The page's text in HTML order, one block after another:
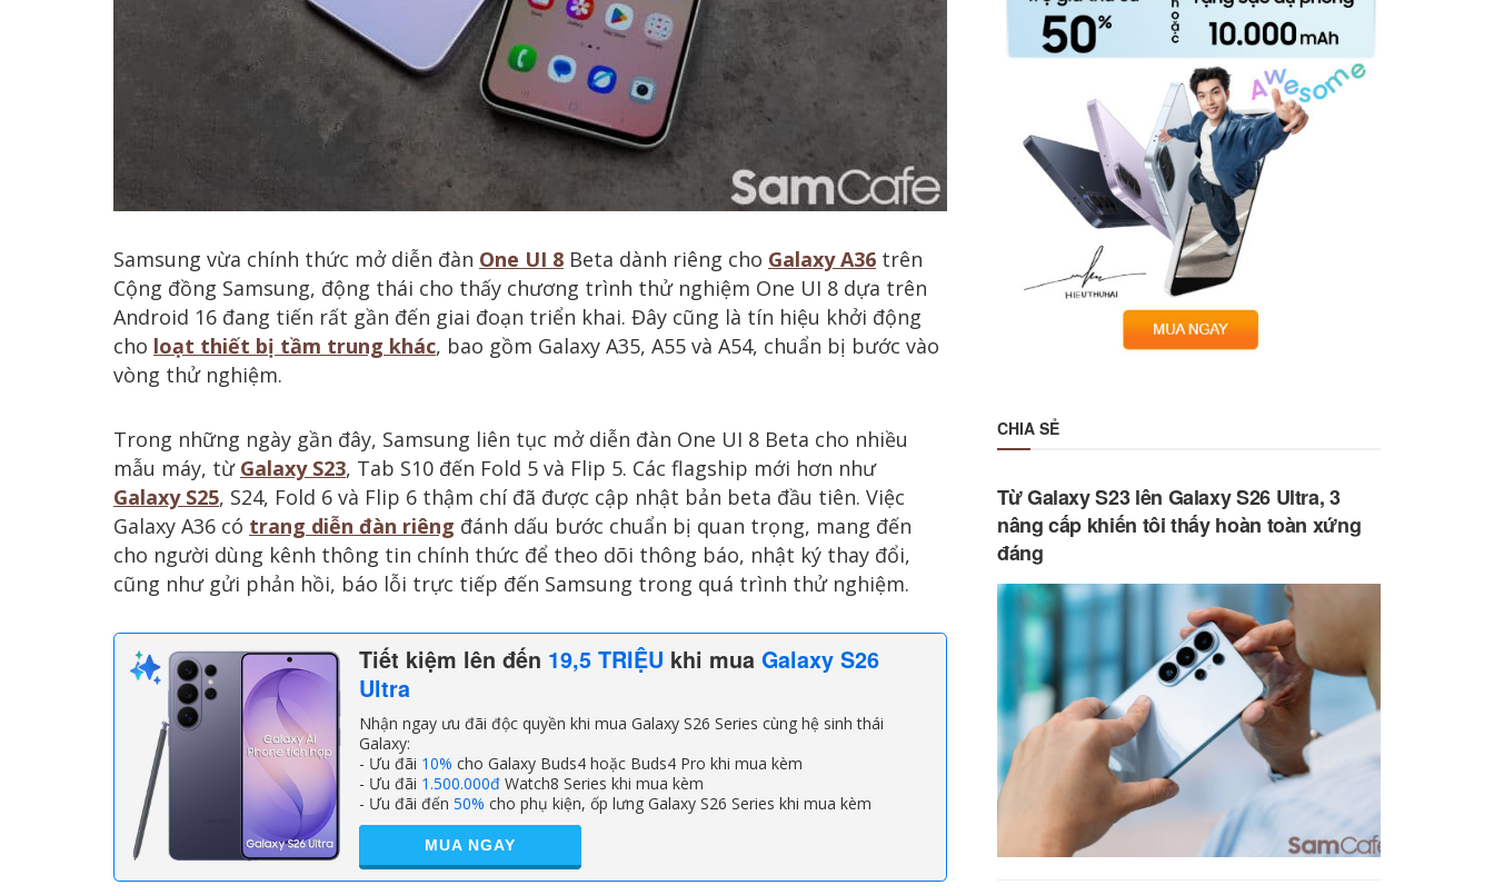
Samsung vừa chính thức mở diễn đàn One UI 8 Beta dành riêng cho Galaxy A36 trên
Cộng đồng Samsung, động thái cho thấy chương trình thử nghiệm One UI 8 dựa trên
Android 16 đang tiến rất gần đến giai đoạn triển khai. Đây cũng là tín hiệu khởi động
cho loạt thiết bị tầm trung khác, bao gồm Galaxy A35, A55 và A54, chuẩn bị bước vào
vòng thử nghiệm.
Trong những ngày gần đây, Samsung liên tục mở diễn đàn One UI 8 Beta cho nhiều
mẫu máy, từ Galaxy S23, Tab S10 đến Fold 5 và Flip 5. Các flagship mới hơn như
Galaxy S25, S24, Fold 6 và Flip 6 thậm chí đã được cập nhật bản beta đầu tiên. Việc
Galaxy A36 có trang diễn đàn riêng đánh dấu bước chuẩn bị quan trọng, mang đến
cho người dùng kênh thông tin chính thức để theo dõi thông báo, nhật ký thay đổi,
cũng như gửi phản hồi, báo lỗi trực tiếp đến Samsung trong quá trình thử nghiệm.
Tiết kiệm lên đến 19,5 TRIỆU khi mua Galaxy S26
Ultra
Nhận ngay ưu đãi độc quyền khi mua Galaxy S26 Series cùng hệ sinh thái
Galaxy:
- Ưu đãi 10% cho Galaxy Buds4 hoặc Buds4 Pro khi mua kèm
- Ưu đãi 1.500.000đ Watch8 Series khi mua kèm
- Ưu đãi đến 50% cho phụ kiện, ốp lưng Galaxy S26 Series khi mua kèm
MUA NGAY
CHIA SẺ
Từ Galaxy S23 lên Galaxy S26 Ultra, 3
nâng cấp khiến tôi thấy hoàn toàn xứng
đáng